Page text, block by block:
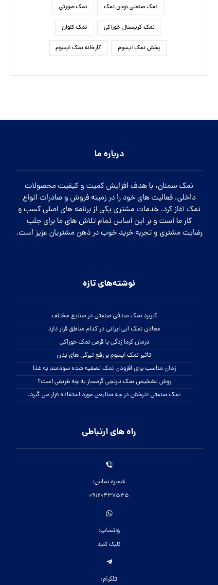
نمک صنعتی نوین نمک نمک صورتی
نمک کریستال خوراکی نمک کلوان
پخش نمک اپسوم کارخانه نمک اپسوم
درباره ما
نمک سمنان، با هدف افزایش کمیت و کیفیت محصولات
داخلی، فعالیت های خود را در زمینه فروش و صادرات انواع
نمک آغاز کرد. خدمات مشتری یکی از برنامه های اصلی کسب و
کار ما است و بر این اساس تمام تلاش های ما برای جلب
رضایت مشتری و تجربه خرید خوب در ذهن مشتریان عزیز است.
نوشته‌های تازه
کاربرد نمک صدفی صنعتی در صنایع مختلف
معادن نمک آبی ایرانی در کدام مناطق قرار دارد
درمان گرما زدگی با قرص نمک خوراکی
تاثیر نمک اپسوم بر رفع تیرگی های بدن
زمان مناسب برای افزودن نمک تصفیه شده سودمند به غذا
روش تشخیص نمک نارنجی گرمسار به چه طریقی است؟
نمک صنعتی آذرخش در چه صنایعی مورد استفاده قرار می گیرد.
راه های ارتباطی
شماره تماس:
09120437535
واتساپ:
کلیک کنید
تلگرام: